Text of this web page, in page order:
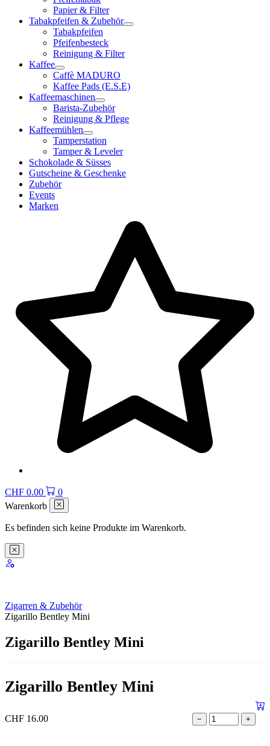
Papier & Filter
Tabakpfeifen & Zubehör
Tabakpfeifen
Pfeifenbesteck
Reinigung & Filter
Kaffee
Caffè MADURO
Kaffee Pads (E.S.E)
Kaffeemaschinen
Barista-Zubehör
Reinigung & Pflege
Kaffeemühlen
Tamperstation
Tamper & Leveler
Schokolade & Süsses
Gutscheine & Geschenke
Zubehör
Events
Marken
CHF 0.00
0
Warenkorb
Es befinden sich keine Produkte im Warenkorb.
Zigarren & Zubehör
Zigarillo Bentley Mini
Zigarillo Bentley Mini
Zigarillo Bentley Mini
CHF 16.00 − +